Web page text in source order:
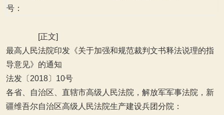
号：
[正文]
最高人民法院印发《关于加强和规范裁判文书释法说理的指
导意见》的通知
法发〔2018〕10号
各省、自治区、直辖市高级人民法院，解放军军事法院，新
疆维吾尔自治区高级人民法院生产建设兵团分院：